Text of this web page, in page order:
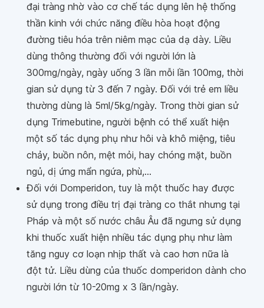
đại tràng nhờ vào cơ chế tác dụng lên hệ thống
thần kinh với chức năng điều hòa hoạt động
đường tiêu hóa trên niêm mạc của dạ dày. Liều
dùng thông thường đối với người lớn là
300mg/ngày, ngày uống 3 lần mỗi lần 100mg, thời
gian sử dụng từ 3 đến 7 ngày. Đối với trẻ em liều
thường dùng là 5ml/5kg/ngày. Trong thời gian sử
dụng Trimebutine, người bệnh có thể xuất hiện
một số tác dụng phụ như hôi và khô miệng, tiêu
chảy, buồn nôn, mệt mỏi, hay chóng mặt, buồn
ngủ, dị ứng mẩn ngứa, phù,...
Đối với Domperidon, tuy là một thuốc hay được
sử dụng trong điều trị đại tràng co thắt nhưng tại
Pháp và một số nước châu Âu đã ngưng sử dụng
khi thuốc xuất hiện nhiều tác dụng phụ như làm
tăng nguy cơ loạn nhịp thất và cao hơn nữa là
đột tử. Liều dùng của thuốc domperidon dành cho
người lớn từ 10-20mg x 3 lần/ngày.